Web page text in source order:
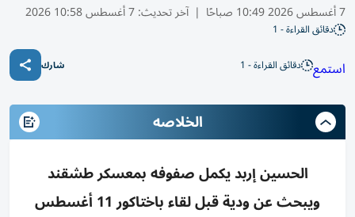
7 أغسطس 2026 10:49 صباحًا | آخر تحديث:7 أغسطس 10:58 2026
دقائق القراءة - 1
استمع دقائق القراءة - 1 شارك
الخلاصه
الحسين إربد يكمل صفوفه بمعسكر طشقند
ويبحث عن ودية قبل لقاء باختاكور 11 أغسطس